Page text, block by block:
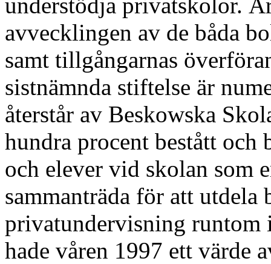
avvecklingen av de båda
samt tillgångarnas
sistnämnda stiftelse är
återstår av Beskowska
hundra procent bestått och
och elever vid skolan som
sammanträda för att
privatundervisning
hade våren 1997 ett värde